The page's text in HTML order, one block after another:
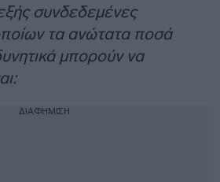
συνδεδεμένες
τα ανώτατα ποσά
μπορούν να
ΔΙΑΦΗΜΙΣΗ